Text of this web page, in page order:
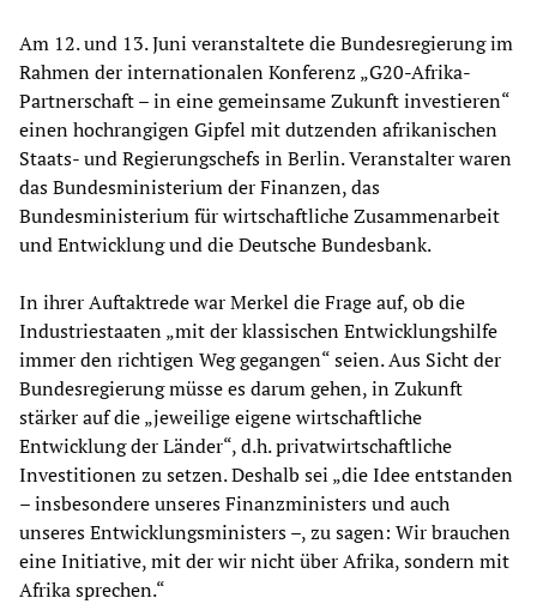
Am 12. und 13. Juni veranstaltete die Bundesregierung im
Rahmen der internationalen Konferenz „G20-Afrika-
Partnerschaft – in eine gemeinsame Zukunft investieren“
einen hochrangigen Gipfel mit dutzenden afrikanischen
Staats- und Regierungschefs in Berlin. Veranstalter waren
das Bundesministerium der Finanzen, das
Bundesministerium für wirtschaftliche Zusammenarbeit
und Entwicklung und die Deutsche Bundesbank.
In ihrer Auftaktrede war Merkel die Frage auf, ob die
Industriestaaten „mit der klassischen Entwicklungshilfe
immer den richtigen Weg gegangen“ seien. Aus Sicht der
Bundesregierung müsse es darum gehen, in Zukunft
stärker auf die „jeweilige eigene wirtschaftliche
Entwicklung der Länder“, d.h. privatwirtschaftliche
Investitionen zu setzen. Deshalb sei „die Idee entstanden
– insbesondere unseres Finanzministers und auch
unseres Entwicklungsministers –, zu sagen: Wir brauchen
eine Initiative, mit der wir nicht über Afrika, sondern mit
Afrika sprechen.“